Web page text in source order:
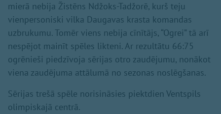
mierā nebija Žistēns Ndžoks-Tadžorē, kurš teju
vienpersoniski vilka Daugavas krasta komandas
uzbrukumu. Tomēr viens nebija cīnītājs, “Ogrei” tā arī
nespējot mainīt spēles likteni. Ar rezultātu 66:75
ogrēnieši piedzīvoja sērijas otro zaudējumu, nonākot
viena zaudējuma attālumā no sezonas noslēgšanas.
Sērijas trešā spēle norisināsies piektdien Ventspils
olimpiskajā centrā.